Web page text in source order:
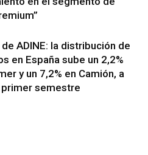
ADINE: la distribución de
en España sube un 2,2%
y un 7,2% en Camión, a
semestre